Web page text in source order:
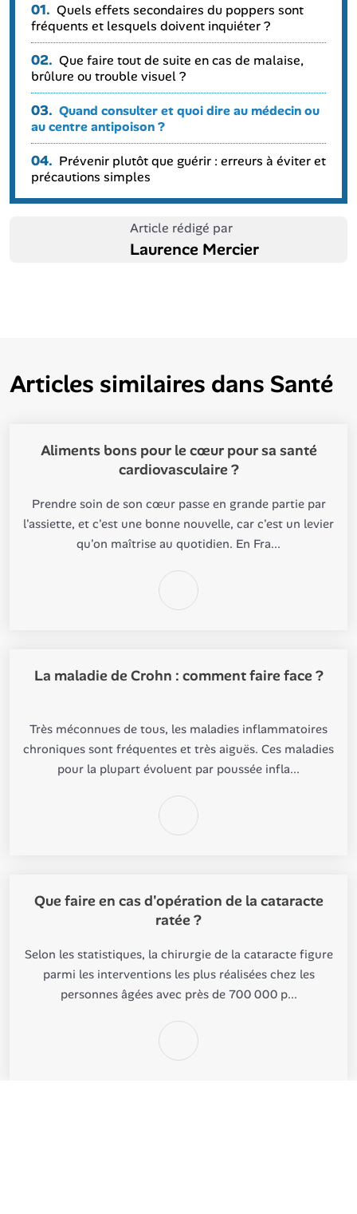
01. Quels effets secondaires du poppers sont
fréquents et lesquels doivent inquiéter ?
02. Que faire tout de suite en cas de malaise,
brûlure ou trouble visuel ?
03. Quand consulter et quoi dire au médecin ou
au centre antipoison ?
04. Prévenir plutôt que guérir : erreurs à éviter et
précautions simples
Article rédigé par
Laurence Mercier
Articles similaires dans Santé
Aliments bons pour le cœur pour sa santé
cardiovasculaire ?
Prendre soin de son cœur passe en grande partie par
l'assiette, et c'est une bonne nouvelle, car c'est un levier
qu'on maîtrise au quotidien. En Fra...
La maladie de Crohn : comment faire face ?
Très méconnues de tous, les maladies inflammatoires
chroniques sont fréquentes et très aiguës. Ces maladies
pour la plupart évoluent par poussée infla...
Que faire en cas d'opération de la cataracte
ratée ?
Selon les statistiques, la chirurgie de la cataracte figure
parmi les interventions les plus réalisées chez les
personnes âgées avec près de 700 000 p...